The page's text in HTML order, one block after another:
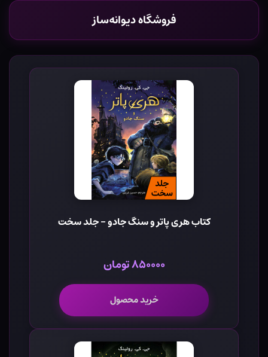
فروشگاه دیوانه‌ساز
کتاب هری پاتر و سنگ جادو - جلد سخت
۸۵۰۰۰۰ تومان
خرید محصول